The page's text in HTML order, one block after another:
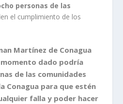
personas de las
el cumplimiento de los
Martínez de Conagua
dado podría
de las comunidades
Conagua para que estén
falla y poder hacer